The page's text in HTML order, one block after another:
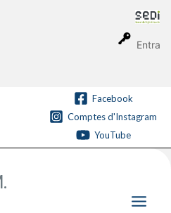
Entra
Facebook
Comptes d'Instagram
YouTube